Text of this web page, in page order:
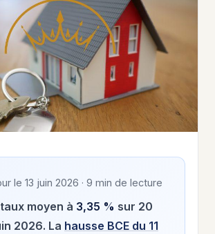
le 13 juin 2026 · 9 min de lecture
moyen à 3,35 % sur 20
2026. La hausse BCE du 11